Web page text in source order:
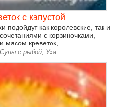
с капустой
подойдут как королевские, так и
с корзиночками,
мясом креветок,..
с рыбой, Уха